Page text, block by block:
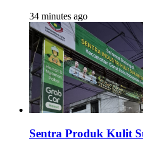
34 minutes ago
Sentra Produk Kulit